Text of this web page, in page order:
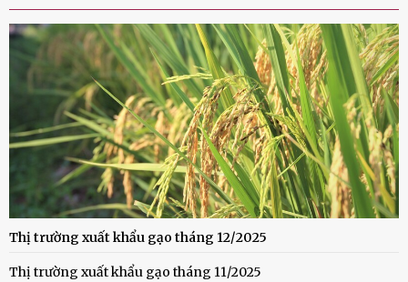
Thị trường xuất khẩu gạo tháng 12/2025
Thị trường xuất khẩu gạo tháng 11/2025